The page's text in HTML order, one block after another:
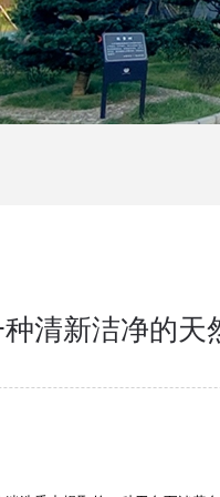
清新洁净的天